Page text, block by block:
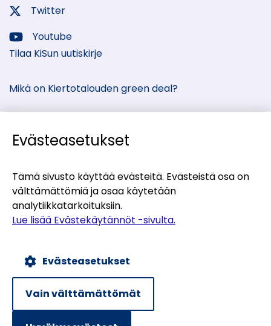
media:
Sosiaalinen
media:
Twitter
Sosiaalinen
media:
Youtube
Tilaa KiSun uutiskirje
Mikä on Kiertotalouden green deal?
Materiaalitori(siirryt
toiseen
Teollisten symbioosien palvelu(siirryt
Evästekäytännöt
Tietosuojaseloste
Evästeasetukset
Tämä sivusto käyttää evästeitä. Evästeistä osa on
välttämättömiä ja osaa käytetään
analytiikkatarkoituksiin.
Lue lisää Evästekäytännöt -sivulta.
Evästeasetukset
Vain välttämättömät